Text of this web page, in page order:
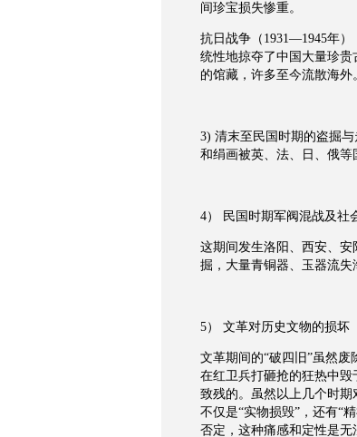
间珍宝损失惨重。
抗日战争（1931—1945年
统性地掠夺了中国大量珍
的馆藏，许多至今流散海外。
3) 清末至民国时期的盗掘
和绢画被英、法、日、俄等
4） 民国时期军阀混战及社
这期间发生洛阳、西安、
掘，大量青铜器、玉器流失
5） 文革对历史文物的损坏
文革期间的“破四旧”虽然
在红卫兵打砸抢的狂热中
致残的。虽然以上几个时
不仅是“实物损毁”，还有“
否定，这种痛感和定性是无